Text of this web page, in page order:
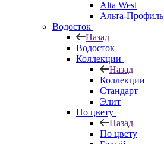
Alta West
Альта-Профиль
Водосток
Назад
Водосток
Коллекции
Назад
Коллекции
Стандарт
Элит
По цвету
Назад
По цвету